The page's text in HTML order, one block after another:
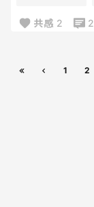
私と娘は「え
んとかメモ帳
トを準備した
共感 2 2
1 2